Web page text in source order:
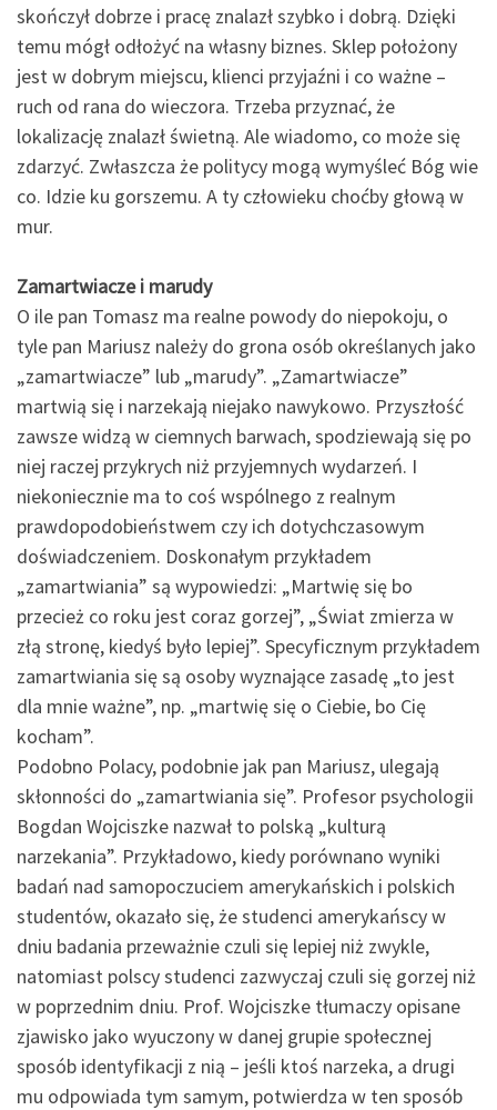
skończył dobrze i pracę znalazł szybko i dobrą. Dzięki
temu mógł odłożyć na własny biznes. Sklep położony
jest w dobrym miejscu, klienci przyjaźni i co ważne –
ruch od rana do wieczora. Trzeba przyznać, że
lokalizację znalazł świetną. Ale wiadomo, co może się
zdarzyć. Zwłaszcza że politycy mogą wymyśleć Bóg wie
co. Idzie ku gorszemu. A ty człowieku choćby głową w
mur.
Zamartwiacze i marudy
O ile pan Tomasz ma realne powody do niepokoju, o
tyle pan Mariusz należy do grona osób określanych jako
„zamartwiacze” lub „marudy”. „Zamartwiacze”
martwią się i narzekają niejako nawykowo. Przyszłość
zawsze widzą w ciemnych barwach, spodziewają się po
niej raczej przykrych niż przyjemnych wydarzeń. I
niekoniecznie ma to coś wspólnego z realnym
prawdopodobieństwem czy ich dotychczasowym
doświadczeniem. Doskonałym przykładem
„zamartwiania” są wypowiedzi: „Martwię się bo
przecież co roku jest coraz gorzej”, „Świat zmierza w
złą stronę, kiedyś było lepiej”. Specyficznym przykładem
zamartwiania się są osoby wyznające zasadę „to jest
dla mnie ważne”, np. „martwię się o Ciebie, bo Cię
kocham”.
Podobno Polacy, podobnie jak pan Mariusz, ulegają
skłonności do „zamartwiania się”. Profesor psychologii
Bogdan Wojciszke nazwał to polską „kulturą
narzekania”. Przykładowo, kiedy porównano wyniki
badań nad samopoczuciem amerykańskich i polskich
studentów, okazało się, że studenci amerykańscy w
dniu badania przeważnie czuli się lepiej niż zwykle,
natomiast polscy studenci zazwyczaj czuli się gorzej niż
w poprzednim dniu. Prof. Wojciszke tłumaczy opisane
zjawisko jako wyuczony w danej grupie społecznej
sposób identyfikacji z nią – jeśli ktoś narzeka, a drugi
mu odpowiada tym samym, potwierdza w ten sposób